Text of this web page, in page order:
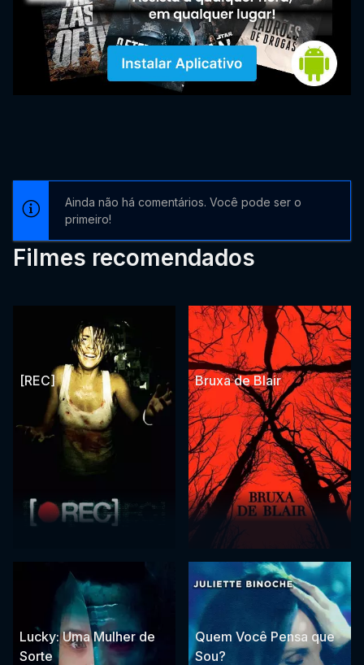
Ainda não há comentários. Você pode ser o
primeiro!
Filmes recomendados
[REC] Bruxa de Blair
Lucky: Uma Mulher de
Sorte
Quem Você Pensa que
Sou?